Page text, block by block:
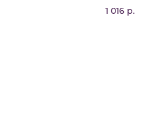
1 016 р.